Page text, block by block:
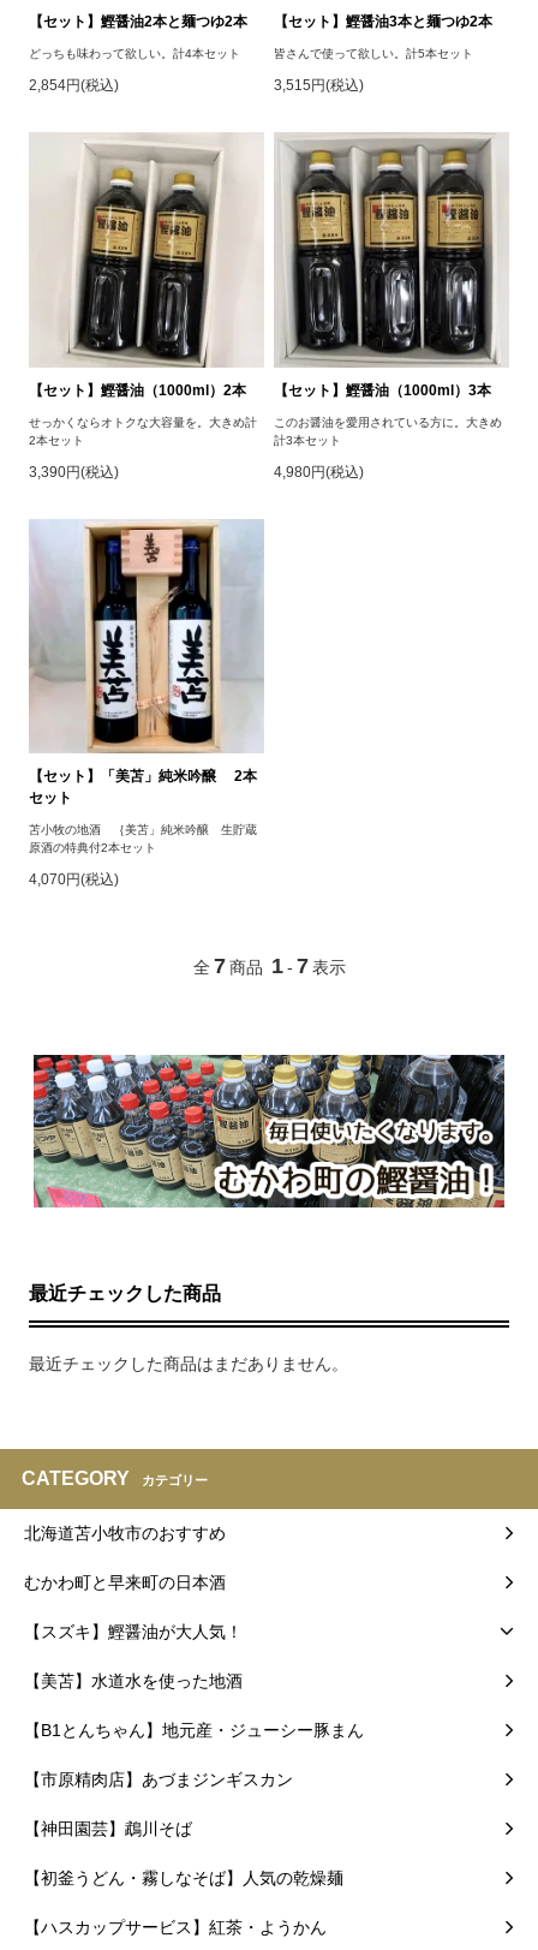
【セット】鰹醤油2本と麺つゆ2本
どっちも味わって欲しい。計4本セット
2,854円(税込)
【セット】鰹醤油3本と麺つゆ2本
皆さんで使って欲しい。計5本セット
3,515円(税込)
【セット】鰹醤油（1000ml）2本
せっかくならオトクな大容量を。大きめ計
2本セット
3,390円(税込)
【セット】鰹醤油（1000ml）3本
このお醤油を愛用されている方に。大きめ
計3本セット
4,980円(税込)
【セット】「美苫」純米吟醸 2本
セット
苫小牧の地酒 ｛美苫」純米吟醸 生貯蔵
原酒の特典付2本セット
4,070円(税込)
全 7 商品 1 - 7 表示
最近チェックした商品
最近チェックした商品はまだありません。
CATEGORY カテゴリー
北海道苫小牧市のおすすめ
むかわ町と早来町の日本酒
【スズキ】鰹醤油が大人気！
【美苫】水道水を使った地酒
【B1とんちゃん】地元産・ジューシー豚まん
【市原精肉店】あづまジンギスカン
【神田園芸】鵡川そば
【初釜うどん・霧しなそば】人気の乾燥麺
【ハスカップサービス】紅茶・ようかん